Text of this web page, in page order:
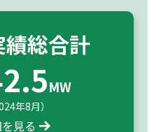
総合計
MW
年8月）
見る